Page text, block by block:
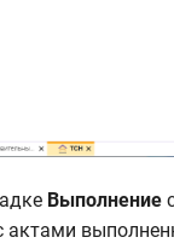
Выполнение
актами